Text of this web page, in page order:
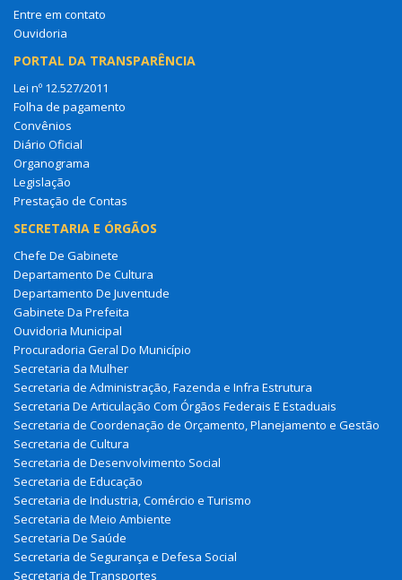
Entre em contato
Ouvidoria
PORTAL DA TRANSPARÊNCIA
Lei nº 12.527/2011
Folha de pagamento
Convênios
Diário Oficial
Organograma
Legislação
Prestação de Contas
SECRETARIA E ÓRGÃOS
Chefe De Gabinete
Departamento De Cultura
Departamento De Juventude
Gabinete Da Prefeita
Ouvidoria Municipal
Procuradoria Geral Do Município
Secretaria da Mulher
Secretaria de Administração, Fazenda e Infra Estrutura
Secretaria De Articulação Com Órgãos Federais E Estaduais
Secretaria de Coordenação de Orçamento, Planejamento e Gestão
Secretaria de Cultura
Secretaria de Desenvolvimento Social
Secretaria de Educação
Secretaria de Industria, Comércio e Turismo
Secretaria de Meio Ambiente
Secretaria De Saúde
Secretaria de Segurança e Defesa Social
Secretaria de Transportes